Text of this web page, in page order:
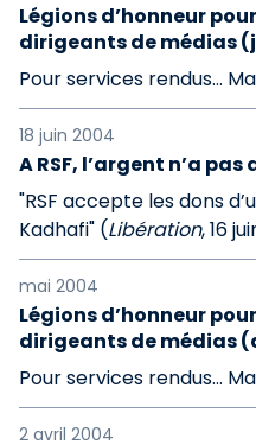
Légions d’honneur
dirigeants de médias
Pour services rendus...
18 juin 2004
A RSF, l’argent n’a pas
"RSF accepte les dons
Kadhafi" (Libération, 16
mai 2004
Légions d’honneur
dirigeants de médias
Pour services rendus...
2 avril 2004